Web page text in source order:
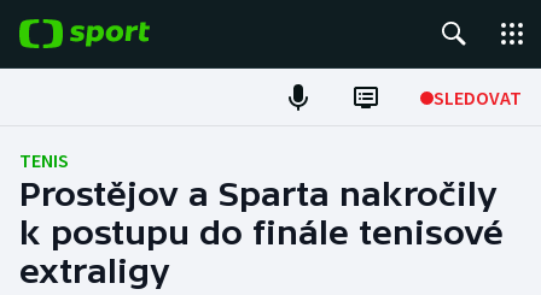
SLEDOVAT
Fotbal
Hokej
Tenis
TENIS
Prostějov a Sparta nakročily
k postupu do finále tenisové
extraligy